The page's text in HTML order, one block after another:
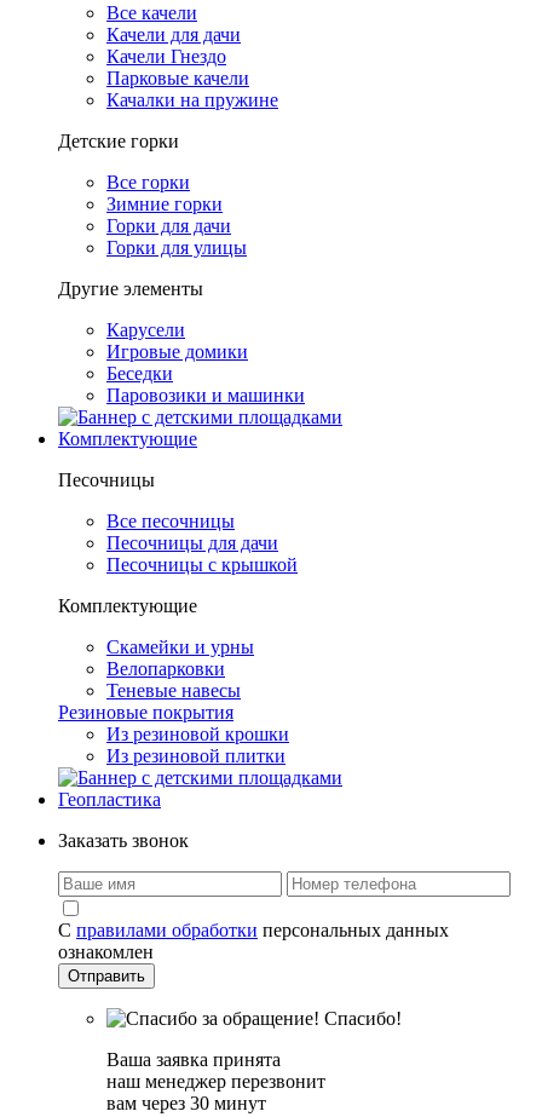
Все качели
Качели для дачи
Качели Гнездо
Парковые качели
Качалки на пружине
Детские горки
Все горки
Зимние горки
Горки для дачи
Горки для улицы
Другие элементы
Карусели
Игровые домики
Беседки
Паровозики и машинки
Комплектующие
Песочницы
Все песочницы
Песочницы для дачи
Песочницы с крышкой
Комплектующие
Скамейки и урны
Велопарковки
Теневые навесы
Резиновые покрытия
Из резиновой крошки
Из резиновой плитки
Геопластика
Заказать звонок
С правилами обработки персональных данных
ознакомлен
Спасибо!
Ваша заявка принята
наш менеджер перезвонит
вам через 30 минут